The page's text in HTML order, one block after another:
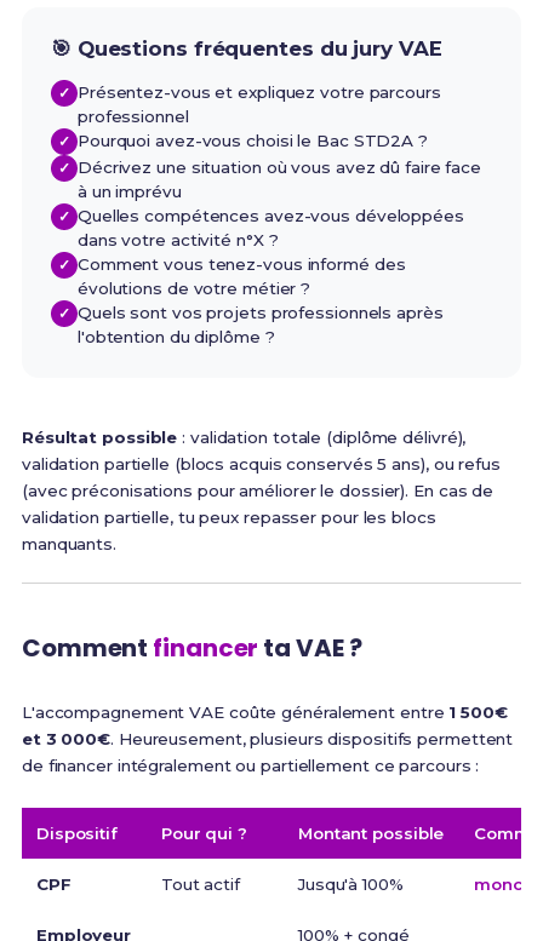
🎯 Questions fréquentes du jury VAE
Présentez-vous et expliquez votre parcours
professionnel
Pourquoi avez-vous choisi le Bac STD2A ?
Décrivez une situation où vous avez dû faire face
à un imprévu
Quelles compétences avez-vous développées
dans votre activité n°X ?
Comment vous tenez-vous informé des
évolutions de votre métier ?
Quels sont vos projets professionnels après
l'obtention du diplôme ?
Résultat possible : validation totale (diplôme délivré),
validation partielle (blocs acquis conservés 5 ans), ou refus
(avec préconisations pour améliorer le dossier). En cas de
validation partielle, tu peux repasser pour les blocs
manquants.
Comment financer ta VAE ?
L'accompagnement VAE coûte généralement entre 1 500€
et 3 000€. Heureusement, plusieurs dispositifs permettent
de financer intégralement ou partiellement ce parcours :
Dispositif Pour qui ? Montant possible
CPF Tout actif Jusqu'à 100%
Employeur 100% + congé